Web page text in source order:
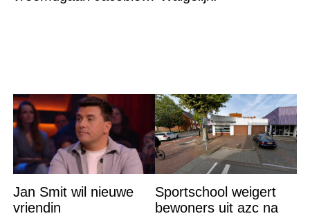
Jan Smit wil nieuwe
vriendin
Sportschool weigert
bewoners uit azc na